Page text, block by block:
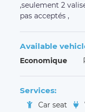
,seulement 2
pas acceptés ,
Available
Economique
Services:
Car seat